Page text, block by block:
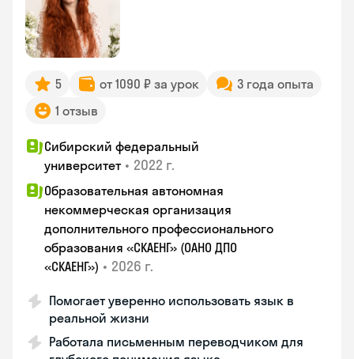
5 от 1090 ₽ за урок
3 года опыта
1 отзыв
Сибирский федеральный
университет • 2022 г.
Образовательная автономная
некоммерческая организация
дополнительного профессионального
образования «СКАЕНГ» (ОАНО ДПО
«СКАЕНГ») • 2026 г.
Помогает уверенно использовать язык в
реальной жизни
Работала письменным переводчиком для